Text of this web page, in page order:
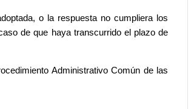
o la respuesta no cumpliera los
de que haya transcurrido el plazo de
Administrativo Común de las